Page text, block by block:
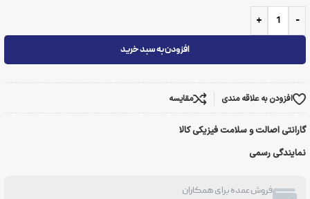
-
+
افزودن به سبد خرید
افزودن به علاقه مندی مقایسه
گارانتی اصالت و سلامت فیزیکی کالا
نمایندگی رسمی
فروش عمده برای همکاران